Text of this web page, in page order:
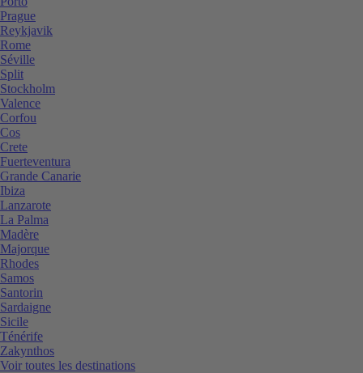
Prague
Reykjavik
Rome
Séville
Split
Stockholm
Valence
Corfou
Cos
Crete
Fuerteventura
Grande Canarie
Ibiza
Lanzarote
La Palma
Madère
Majorque
Rhodes
Samos
Santorin
Sardaigne
Sicile
Ténérife
Zakynthos
Voir toutes les destinations